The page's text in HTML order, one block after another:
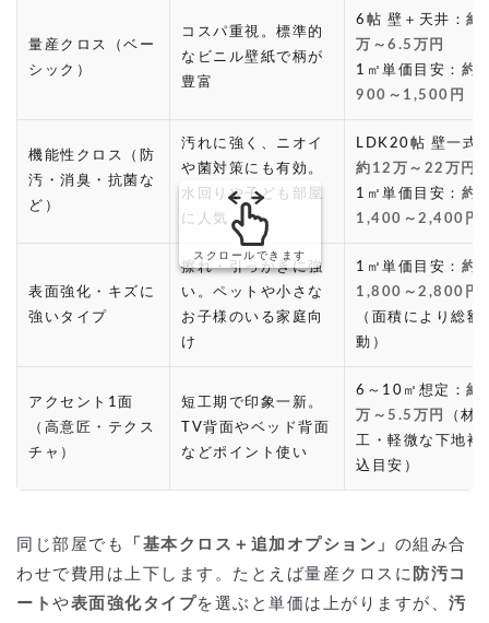
量産クロス（ベー
シック）
コスパ重視。標準的
なビニル壁紙で柄が
豊富
6帖 壁＋天井： 約
万～6.5万円
1㎡単価目安： 約
900～1,500円
機能性クロス（防
汚・消臭・抗菌な
ど）
汚れに強く、ニオイ
や菌対策にも有効。
水回りや子ども部屋
に人気
LDK20帖 壁一式
約12万～22万円
1㎡単価目安： 約
1,400～2,400円
表面強化・キズに
強いタイプ
擦れ・引っかきに強
い。ペットや小さな
お子様のいる家庭向
け
1㎡単価目安： 約
1,800～2,800円
（面積により総額
動）
アクセント1面
（高意匠・テクス
チャ）
短工期で印象一新。
TV背面やベッド背面
などポイント使い
6～10㎡想定： 約
万～5.5万円
（材
工・軽微な下地補
込目安）
スクロールできます
同じ部屋でも 「基本クロス＋追加オプション」 の組み合
わせで費用は上下します。たとえば量産クロスに 防汚コ
ート や表面強化タイプ を選ぶと単価は上がりますが、 汚